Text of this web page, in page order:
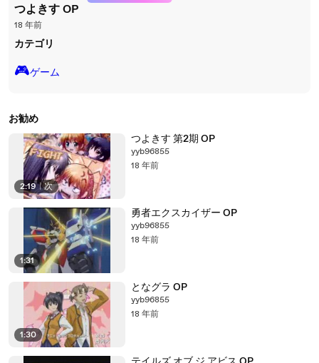
つよきす OP
18 年前
カテゴリ
🎮️ゲーム
お勧め
2:19 | 次
つよきす 第2期 OP
yyb96855
18 年前
1:31
勇者エクスカイザー OP
yyb96855
18 年前
1:30
となグラ OP
yyb96855
18 年前